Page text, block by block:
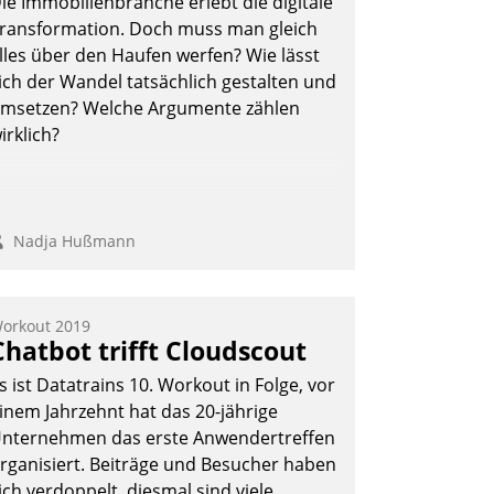
damit den Weg vom
zum Dienstleisterauftrag.
Nadja Hußmann
Doch muss man gleich
über den Haufen werfen? Wie lässt
der Wandel tatsächlich gestalten und
Welche Argumente zählen
Nadja Hußmann
2019
trifft Cloudscout
ist Datatrains 10. Workout in Folge, vor
Jahrzehnt hat das 20-jährige
das erste Anwendertreffen
Beiträge und Besucher haben